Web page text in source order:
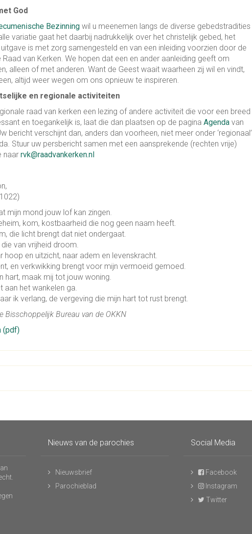
God
Bezinning wil u meenemen langs de diverse gebedstradities
variatie gaat het daarbij nadrukkelijk over het christelijk gebed, het
uitgave is met zorg samengesteld en van een inleiding voorzien door de
van Kerken. We hopen dat een en ander aanleiding geeft om
alleen of met anderen. Want de Geest waait waarheen zij wil en vindt,
altijd weer wegen om ons opnieuw te inspireren.
en regionale activiteiten
raad van kerken een lezing of andere activiteit die voor een breed
en toegankelijk is, laat die dan plaatsen op de pagina Agenda van
bericht verschijnt dan, anders dan voorheen, niet meer onder ‘regionaal’
Stuur uw persbericht samen met een aansprekende (rechten vrije)
naar rvk@raadvankerken.nl
mijn mond jouw lof kan zingen.
kom, kostbaarheid die nog geen naam heeft.
die licht brengt dat niet ondergaat.
van vrijheid droom.
hoop en uitzicht, naar adem en levenskracht.
en verkwikking brengt voor mijn vermoeid gemoed.
hart, maak mij tot jouw woning.
aan het wankelen ga.
ik verlang, de vergeving die mijn hart tot rust brengt.
Bisschoppelijk Bureau van de OKKN
(pdf)
Nieuws van de parochies
Nieuwsbrief
Parochieblad
Social Media
Facebook
Instagram
Twitter